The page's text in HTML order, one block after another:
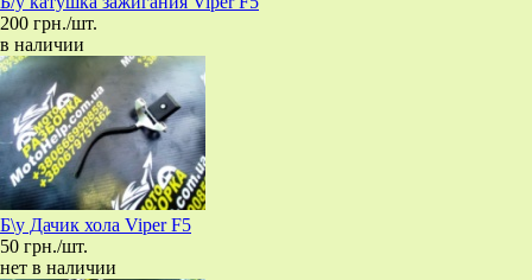
200 грн./шт.
в наличии
Б\у Дачик хола Viper F5
50 грн./шт.
нет в наличии